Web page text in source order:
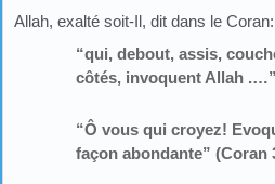
Allah, exalté soit-Il, dit dans le Coran:
“qui, debout, assis,
côtés, invoquent Allah
“Ô vous qui croyez!
façon abondante” (Coran